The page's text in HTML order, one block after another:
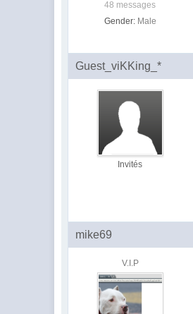
48 messages
Gender: Male
Guest_viKKing_*
Invités
mike69
V.I.P